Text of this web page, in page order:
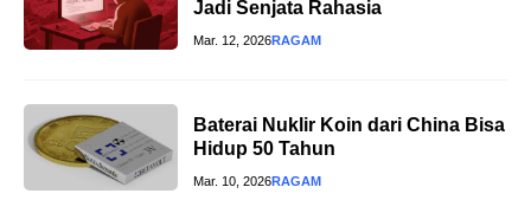
Jadi Senjata Rahasia
Mar. 12, 2026RAGAM
Baterai Nuklir Koin dari China Bisa
Hidup 50 Tahun
Mar. 10, 2026RAGAM